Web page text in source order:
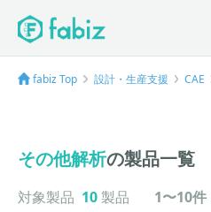
fabiz Top 設計・生産支援 CAE
その他解析の製品一覧
対象製品 10 製品 1〜10件